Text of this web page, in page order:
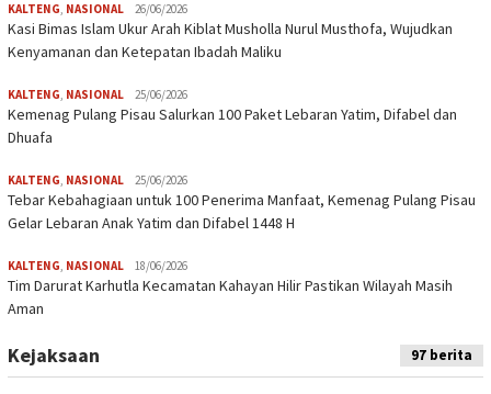
KALTENG, NASIONAL 26/06/2026
Kasi Bimas Islam Ukur Arah Kiblat Musholla Nurul Musthofa, Wujudkan
Kenyamanan dan Ketepatan Ibadah Maliku
KALTENG, NASIONAL 25/06/2026
Kemenag Pulang Pisau Salurkan 100 Paket Lebaran Yatim, Difabel dan
Dhuafa
KALTENG, NASIONAL 25/06/2026
Tebar Kebahagiaan untuk 100 Penerima Manfaat, Kemenag Pulang Pisau
Gelar Lebaran Anak Yatim dan Difabel 1448 H
KALTENG, NASIONAL 18/06/2026
Tim Darurat Karhutla Kecamatan Kahayan Hilir Pastikan Wilayah Masih
Aman
Kejaksaan 97 berita